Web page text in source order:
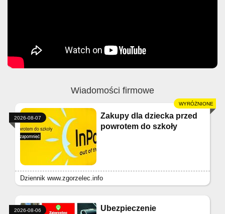
Wiadomości firmowe
Zakupy dla dziecka przed
powrotem do szkoły
Dziennik www.zgorzelec.info
2026-08-07
Ubezpieczenie
2026-08-06